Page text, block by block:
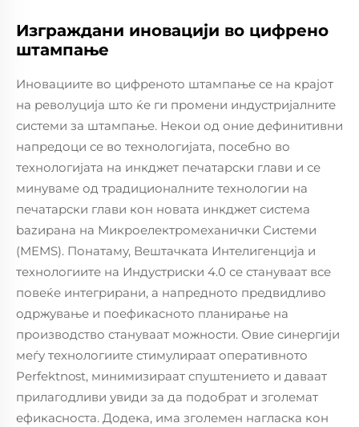
Изграждани иновацији во цифрено
штампање
Иновациите во цифреното штампање се на крајот
на револуција што ќе ги промени индустријалните
системи за штампање. Некои од оние дефинитивни
напредоци се во технологијата, посебно во
технологијата на инкджет печатарски глави и се
минуваме од традиционалните технологии на
печатарски глави кон новата инкджет система
bazирана на Микроелектромеханички Системи
(MEMS). Понатаму, Вештачката Интелигенција и
технологиите на Индустриски 4.0 се стануваат все
повеќе интегрирани, а напредното предвидливо
одржување и поефикасното планирање на
производство стануваат можности. Овие синергији
меѓу технологиите стимулираат оперативното
Perfektnost, минимизираат спуштението и даваат
прилагодливи увиди за да подобрат и зголемат
ефикасноста. Додека, има зголемен нагласка кон